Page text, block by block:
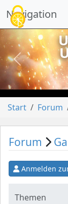
Navigation
vorheriges
Start Forum
Forum
Anmelden
Themen
Cookie-